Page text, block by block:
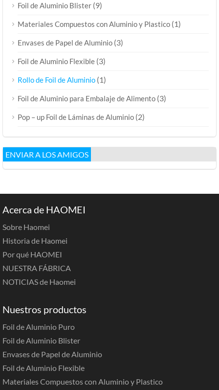
Foil de Aluminio Blister (9)
Materiales Compuestos con Aluminio y Plastico (1)
Envases de Papel de Aluminio (3)
Foil de Aluminio Flexible (3)
Rollo de Foil de Aluminio (1)
Foil de Aluminio para Embalaje de Alimento (3)
Pop – up Foil de Láminas de Aluminio (2)
ENVIAR A LOS AMIGOS
Acerca de HAOMEI
Sobre Haomei
Historia de Haomei
Por qué HAOMEI
NUESTRA FÁBRICA
NOTICIAS de Haomei
Nuestros productos
Foil de Aluminio Puro
Foil de Aluminio Blister
Envases de Papel de Aluminio
Foil de Aluminio Flexible
Materiales Compuestos con Aluminio y Plastico